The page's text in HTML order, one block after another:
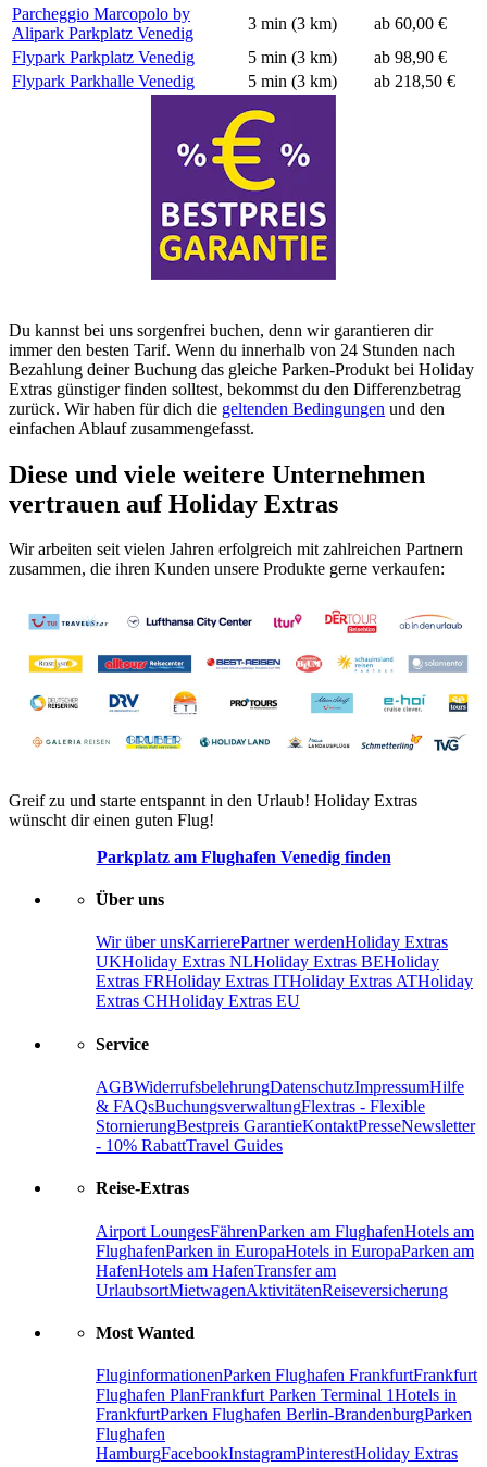
Parcheggio Marcopolo by
Alipark Parkplatz Venedig
3 min (3 km)
ab 60,00 €
Flypark Parkplatz Venedig
5 min (3 km)
ab 98,90 €
Flypark Parkhalle Venedig
5 min (3 km) ab 218,50 €
Du kannst bei uns sorgenfrei buchen, denn wir garantieren dir
immer den besten Tarif. Wenn du innerhalb von 24 Stunden nach
Bezahlung deiner Buchung das gleiche Parken-Produkt bei Holiday
Extras günstiger finden solltest, bekommst du den Differenzbetrag
zurück. Wir haben für dich die geltenden Bedingungen und den
einfachen Ablauf zusammengefasst.
Diese und viele weitere Unternehmen
vertrauen auf Holiday Extras
Wir arbeiten seit vielen Jahren erfolgreich mit zahlreichen Partnern
zusammen, die ihren Kunden unsere Produkte gerne verkaufen:
Greif zu und starte entspannt in den Urlaub! Holiday Extras
wünscht dir einen guten Flug!
Parkplatz am Flughafen Venedig finden
Über uns
Wir über unsKarrierePartner werdenHoliday Extras
UKHoliday Extras NLHoliday Extras BEHoliday
Extras FRHoliday Extras ITHoliday Extras ATHoliday
Extras CHHoliday Extras EU
Service
AGBWiderrufsbelehrungDatenschutzImpressumHilfe
& FAQsBuchungsverwaltungFlextras - Flexible
StornierungBestpreis GarantieKontaktPresseNewsletter
- 10% RabattTravel Guides
Reise-Extras
Airport LoungesFährenParken am FlughafenHotels am
FlughafenParken in EuropaHotels in EuropaParken am
HafenHotels am HafenTransfer am
UrlaubsortMietwagenAktivitätenReiseversicherung
Most Wanted
FluginformationenParken Flughafen FrankfurtFrankfurt
Flughafen PlanFrankfurt Parken Terminal 1Hotels in
FrankfurtParken Flughafen Berlin-BrandenburgParken
Flughafen
HamburgFacebookInstagramPinterestHoliday Extras